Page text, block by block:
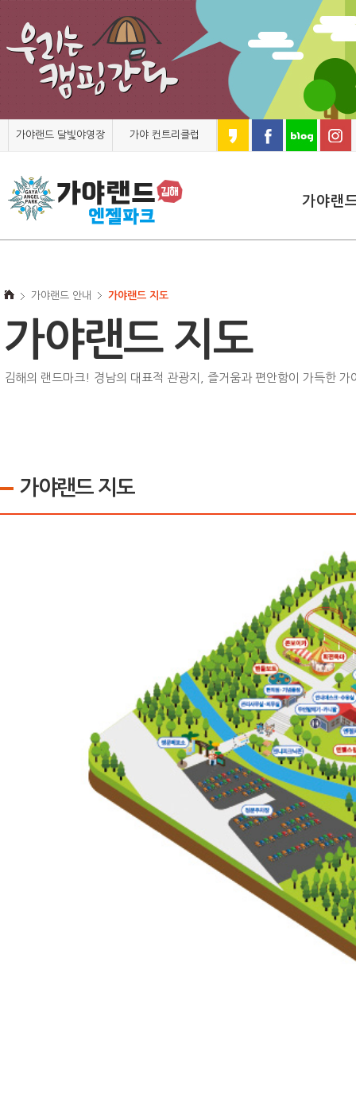
가야랜드 달빛야영장 가야 컨트리클럽
가야랜
가야랜드 안내 가야랜드 지도
가야랜드 지도
김해의 랜드마크! 경남의 대표적 관광지, 즐거움과 편안함이 가득한 가
가야랜드 지도